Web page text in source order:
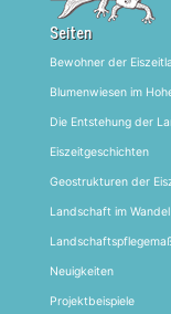
Seiten
Bewohner der
Blumenwiesen im
Die Entstehung der
Eiszeitgeschichten
Geostrukturen der
Landschaft im Wandel
Neuigkeiten
Projektbeispiele